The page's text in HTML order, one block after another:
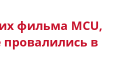
фильма MCU,
провалились в